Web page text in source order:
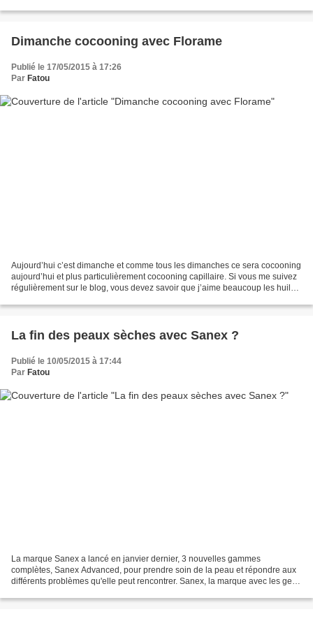
Dimanche cocooning avec Florame
Publié le 17/05/2015 à 17:26
Par Fatou
Aujourd’hui c’est dimanche et comme tous les dimanches ce sera cocooning
aujourd’hui et plus particulièrement cocooning capillaire. Si vous me suivez
régulièrement sur le blog, vous devez savoir que j’aime beaucoup les huiles
La fin des peaux sèches avec Sanex ?
Publié le 10/05/2015 à 17:44
Par Fatou
La marque Sanex a lancé en janvier dernier, 3 nouvelles gammes
complètes, Sanex Advanced, pour prendre soin de la peau et répondre aux
différents problèmes qu'elle peut rencontrer. Sanex, la marque avec les gens